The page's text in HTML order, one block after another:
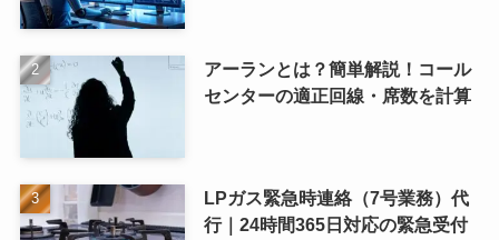
アーランとは？簡単解説！コール
センターの適正回線・席数を計算
LPガス緊急時連絡（7号業務）代
行｜24時間365日対応の緊急受付